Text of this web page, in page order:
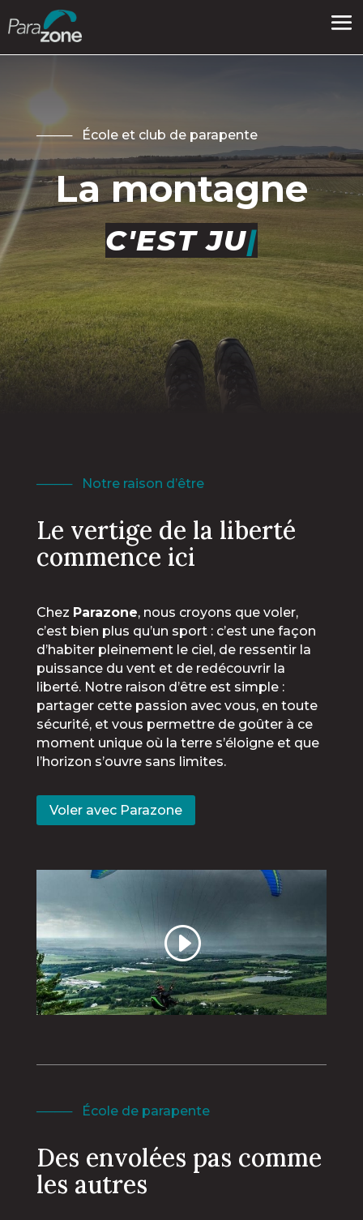
──── École et club de parapente
La montagne
|
──── Notre raison d’être
Le vertige de la liberté
commence ici
Chez Parazone, nous croyons que voler,
c’est bien plus qu’un sport : c’est une façon
d’habiter pleinement le ciel, de ressentir la
puissance du vent et de redécouvrir la
liberté. Notre raison d’être est simple :
partager cette passion avec vous, en toute
sécurité, et vous permettre de goûter à ce
moment unique où la terre s’éloigne et que
l’horizon s’ouvre sans limites.
Voler avec Parazone
──── École de parapente
Des envolées pas comme
les autres